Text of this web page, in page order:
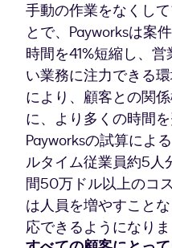
手動の作業をなくし
とで、Payworksは案
時間を41%短縮し、
い業務に注力できる
により、顧客との関
に、より多くの時間
Payworksの試算によ
ルタイム従業員約5人
間50万ドル以上のコ
は人員を増やすこと
応できるようになりま